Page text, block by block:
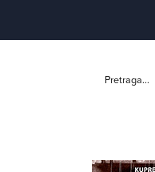
Pretraga...